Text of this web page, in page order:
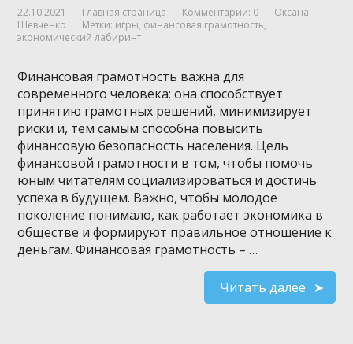
22.10.2021 Главная страница Комментарии: 0
Оксана
Шевченко
Метки: игры, финансовая грамотность,
экономический лабиринт
Финансовая грамотность важна для
современного человека: она способствует
принятию грамотных решений, минимизирует
риски и, тем самым способна повысить
финансовую безопасность населения. Цель
финансовой грамотности в том, чтобы помочь
юным читателям социализироваться и достичь
успеха в будущем. Важно, чтобы молодое
поколение понимало, как работает экономика в
обществе и формируют правильное отношение к
деньгам. Финансовая грамотность – …
Читать далее